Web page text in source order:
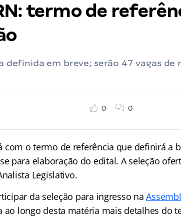
termo de
definida em breve; serão 47 vagas de
0 0
com o termo de referência que definirá a
para elaboração do edital. A seleção
Legislativo.
da seleção para ingresso na
ao longo desta matéria mais detalhes do